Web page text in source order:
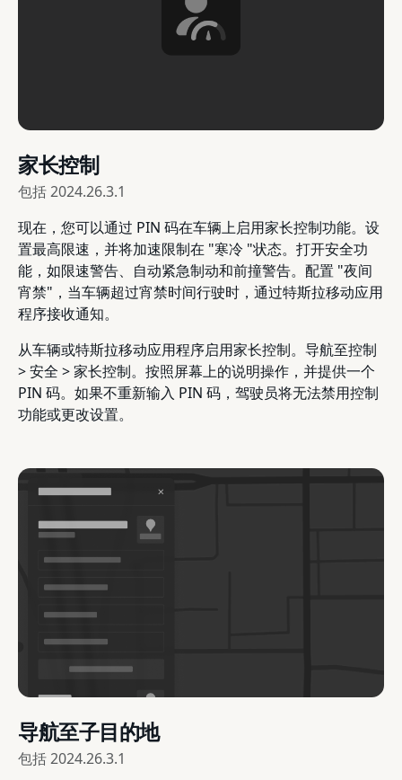
家长控制
包括2024.26.3.1
现在，您可以通过 PIN 码在车辆上启用家长控制功能。设
置最高限速，并将加速限制在 "寒冷 "状态。打开安全功
能，如限速警告、自动紧急制动和前撞警告。配置 "夜间
宵禁"，当车辆超过宵禁时间行驶时，通过特斯拉移动应用
程序接收通知。
从车辆或特斯拉移动应用程序启用家长控制。导航至控制
> 安全 > 家长控制。按照屏幕上的说明操作，并提供一个
PIN 码。如果不重新输入 PIN 码，驾驶员将无法禁用控制
功能或更改设置。
导航至子目的地
包括2024.26.3.1